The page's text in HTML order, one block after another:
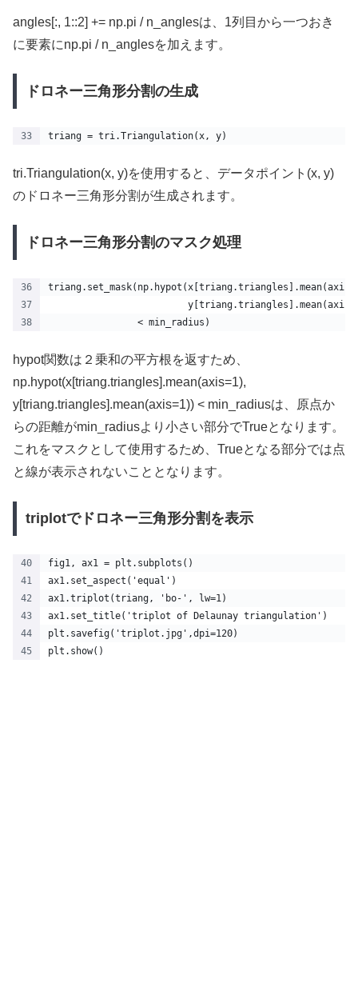
angles[:, 1::2] += np.pi / n_anglesは、1列目から一つおき
に要素にnp.pi / n_anglesを加えます。
ドロネー三角形分割の生成
triang = tri.Triangulation(x, y)
tri.Triangulation(x, y)を使用すると、データポイント(x, y)
のドロネー三角形分割が生成されます。
ドロネー三角形分割のマスク処理
                < min_radius)
hypot関数は２乗和の平方根を返すため、
np.hypot(x[triang.triangles].mean(axis=1),
y[triang.triangles].mean(axis=1)) < min_radiusは、原点か
らの距離がmin_radiusより小さい部分でTrueとなります。
これをマスクとして使用するため、Trueとなる部分では点
と線が表示されないこととなります。
triplotでドロネー三角形分割を表示
fig1, ax1 = plt.subplots()
ax1.set_aspect('equal')
ax1.triplot(triang, 'bo-', lw=1)
ax1.set_title('triplot of Delaunay triangulation')
plt.savefig('triplot.jpg',dpi=120)
plt.show()